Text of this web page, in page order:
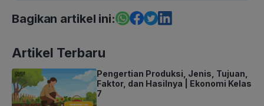
Bagikan artikel ini:
Artikel Terbaru
Pengertian Produksi, Jenis, Tujuan,
Faktor, dan Hasilnya | Ekonomi Kelas
7